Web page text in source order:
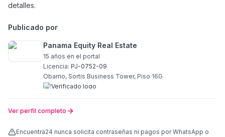
detalles.
Publicado por
Panama Equity Real Estate
15 años en el portal
Licencia: PJ-0752-09
Obarrio, Sortis Business Tower, Piso 16G
Ver perfil completo
Encuentra24 nunca solicita contraseñas ni pagos por WhatsApp o